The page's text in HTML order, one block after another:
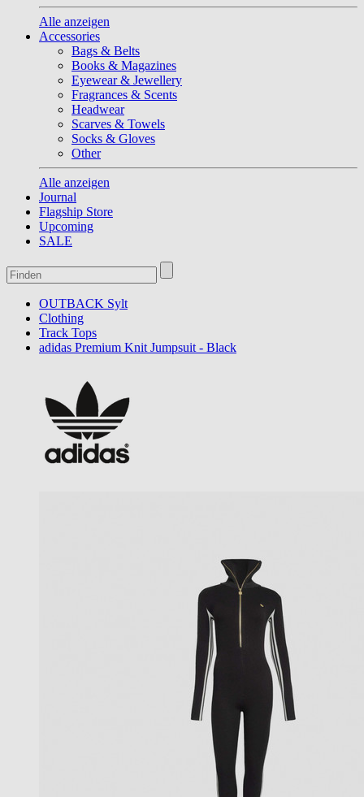
Alle anzeigen
Accessories
Bags & Belts
Books & Magazines
Eyewear & Jewellery
Fragrances & Scents
Headwear
Scarves & Towels
Socks & Gloves
Other
Alle anzeigen
Journal
Flagship Store
Upcoming
SALE
OUTBACK Sylt
Clothing
Track Tops
adidas Premium Knit Jumpsuit - Black